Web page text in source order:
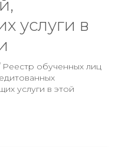
услуги в
Реестр обученных лиц
услуги в этой